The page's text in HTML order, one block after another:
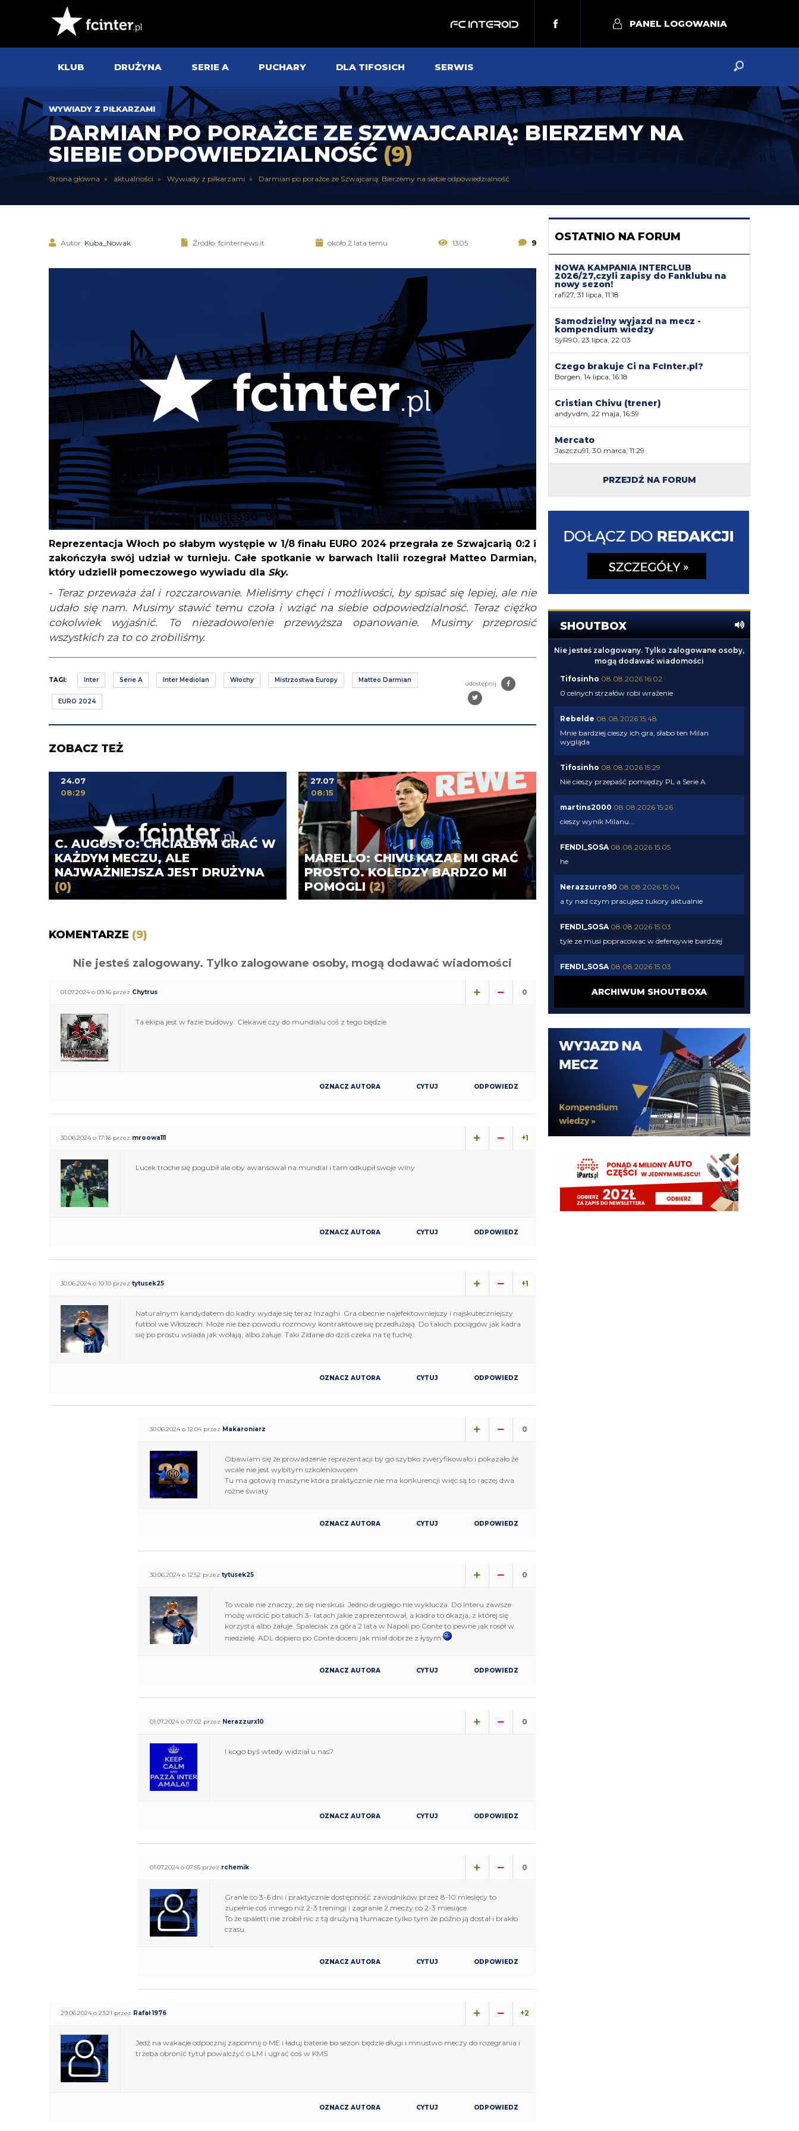
PANEL LOGOWANIA
KLUB DRUŻYNA SERIE A PUCHARY DLA TIFOSICH SERWIS
WYWIADY Z PIŁKARZAMI
DARMIAN PO PORAŻCE ZE SZWAJCARIĄ: BIERZEMY NA
SIEBIE ODPOWIEDZIALNOŚĆ (9)
Strona główna aktualności Wywiady z piłkarzami Darmian po porażce ze Szwajcarią: Bierzemy na siebie odpowiedzialność
Autor: Kuba_Nowak Źródło: fcinternews.it około 2 lata temu 1305 9
Reprezentacja Włoch po słabym występie w 1/8 finału EURO 2024 przegrała ze Szwajcarią 0:2 i
zakończyła swój udział w turnieju. Całe spotkanie w barwach Italii rozegrał Matteo Darmian,
który udzielił pomeczowego wywiadu dla Sky.
- Teraz przeważa żal i rozczarowanie. Mieliśmy chęci i możliwości, by spisać się lepiej, ale nie
udało się nam. Musimy stawić temu czoła i wziąć na siebie odpowiedzialność. Teraz ciężko
cokolwiek wyjaśnić. To niezadowolenie przewyższa opanowanie. Musimy przeprosić
wszystkich za to co zrobiliśmy.
TAGI: Inter Serie A Inter Mediolan Włochy Mistrzostwa Europy Matteo Darmian
EURO 2024
udostępnij
ZOBACZ TEŻ
C. AUGUSTO: CHCIAŁBYM GRAĆ W
KAŻDYM MECZU, ALE
NAJWAŻNIEJSZA JEST DRUŻYNA
(0)
24.07
08:29
MARELLO: CHIVU KAZAŁ MI GRAĆ
PROSTO. KOLEDZY BARDZO MI
POMOGLI (2)
27.07
08:15
KOMENTARZE (9)
Nie jesteś zalogowany. Tylko zalogowane osoby, mogą dodawać wiadomości
01.07.2024 o 09:16 przez Chytrus 0
Ta ekipa jest w fazie budowy. Ciekawe czy do mundialu coś z tego będzie.
OZNACZ AUTORA CYTUJ ODPOWIEDZ
30.06.2024 o 17:16 przez mroowa111 +1
Lucek troche się pogubił ale oby awansował na mundial i tam odkupił swoje winy
OZNACZ AUTORA CYTUJ ODPOWIEDZ
30.06.2024 o 10:10 przez tytusek25 +1
Naturalnym kandydatem do kadry wydaje się teraz Inzaghi. Gra obecnie najefektowniejszy i najskuteczniejszy
futbol we Włoszech. Może nie bez powodu rozmowy kontraktowe się przedłużają. Do takich pociągów jak kadra
się po prostu wsiada jak wołają, albo żałuje. Taki Zidane do dziś czeka na tę fuchę..
OZNACZ AUTORA CYTUJ ODPOWIEDZ
30.06.2024 o 12:04 przez Makaroniarz 0
Obawiam się że prowadzenie reprezentacji by go szybko zweryfikowało i pokazało że
wcale nie jest wybitym szkoleniowcem
Tu ma gotową maszyne która praktycznie nie ma konkurencji więc są to raczej dwa
różne światy
OZNACZ AUTORA CYTUJ ODPOWIEDZ
30.06.2024 o 12:52 przez tytusek25 0
To wcale nie znaczy, że się nie skusi. Jedno drugiego nie wyklucza. Do Interu zawsze
możę wrócić po takich 3- latach jakie zaprezentował, a kadra to okazja, z której się
korzysta albo żałuje. Spaleciak za góra 2 lata w Napoli po Conte to pewne jak rosół w
niedzielę. ADL dopiero po Conte doceni jak miał dobrze z łysym
OZNACZ AUTORA CYTUJ ODPOWIEDZ
01.07.2024 o 07:02 przez Nerazzurx10 0
I kogo byś wtedy widział u nas?
OZNACZ AUTORA CYTUJ ODPOWIEDZ
01.07.2024 o 07:55 przez rchemik 0
Granie co 3-6 dni i praktycznie dostępność zawodników przez 8-10 miesięcy to
zupełnie coś innego niż 2-3 treningi i zagranie 2 meczy co 2-3 miesiące.
To że spaletti nie zrobił nic z tą drużyną tłumacze tylko tym że późno ją dostał i brakło
czasu.
OZNACZ AUTORA CYTUJ ODPOWIEDZ
29.06.2024 o 23:21 przez Rafał 1976 +2
Jedź na wakacje odpocznij zapomnij o ME i ładuj baterie bo sezon będzie długi i mnustwo meczy do rozegrania i
trzeba obronić tytuł powalczyć o LM i ugrać coś w KMS
OZNACZ AUTORA CYTUJ ODPOWIEDZ
OSTATNIO NA FORUM
NOWA KAMPANIA INTERCLUB
2026/27,czyli zapisy do Fanklubu na
nowy sezon!
rafi27, 31 lipca, 11:18
Samodzielny wyjazd na mecz -
kompendium wiedzy
SyR90, 23 lipca, 22:03
Czego brakuje Ci na FcInter.pl?
Borgen, 14 lipca, 16:18
Cristian Chivu (trener)
andyvdm, 22 maja, 16:59
Mercato
Jaszczu91, 30 marca, 11:29
PRZEJDŹ NA FORUM
SHOUTBOX
Nie jesteś zalogowany. Tylko zalogowane osoby,
mogą dodawać wiadomości
Tifosinho 08.08.2026 16:02
0 celnych strzałów robi wrażenie
Rebelde 08.08.2026 15:48
Mnie bardziej cieszy ich gra, słabo ten Milan
wygląda
Tifosinho 08.08.2026 15:29
Nie cieszy przepaść pomiędzy PL a Serie A
martins2000 08.08.2026 15:26
cieszy wynik Milanu...
FENDI_SOSA 08.08.2026 15:05
he
Nerazzurro90 08.08.2026 15:04
a ty nad czym pracujesz tukory aktualnie
FENDI_SOSA 08.08.2026 15:03
tyle ze musi popracowac w defensywie bardziej
FENDI_SOSA 08.08.2026 15:03
FENDI_SOSA 08.08.2026 15:03
FENDI_SOSA 08.08.2026 15:03
diouf ma fajny pęd na bramke
08.08.2026 15:03
Ty nazwałeś go plackiem przypominam
Nerazzurro90
08.08.2026 15:03
mercato
08.08.2026 15:02
Diouf szybka noga 😄
ARCHIWUM SHOUTBOXA